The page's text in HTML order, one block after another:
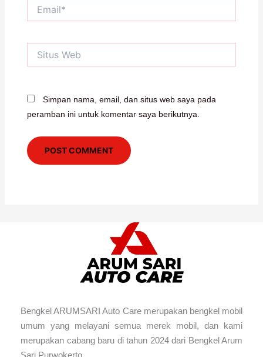
Web
Simpan nama, email, dan situs web saya pada
peramban ini untuk komentar saya berikutnya.
Bengkel ARUMSARI Auto Care merupakan bengkel mobil
umum yang melayani semua merek mobil, dan kami
merupakan cabang baru di tahun 2024 dari Bengkel Arum
Sari Purwokerto.